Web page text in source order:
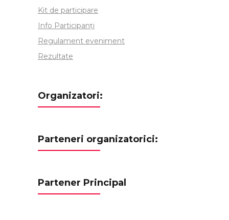
Kit de participare
Info Participanți
Regulament eveniment
Rezultate
Organizatori:
Parteneri organizatorici:
Partener Principal